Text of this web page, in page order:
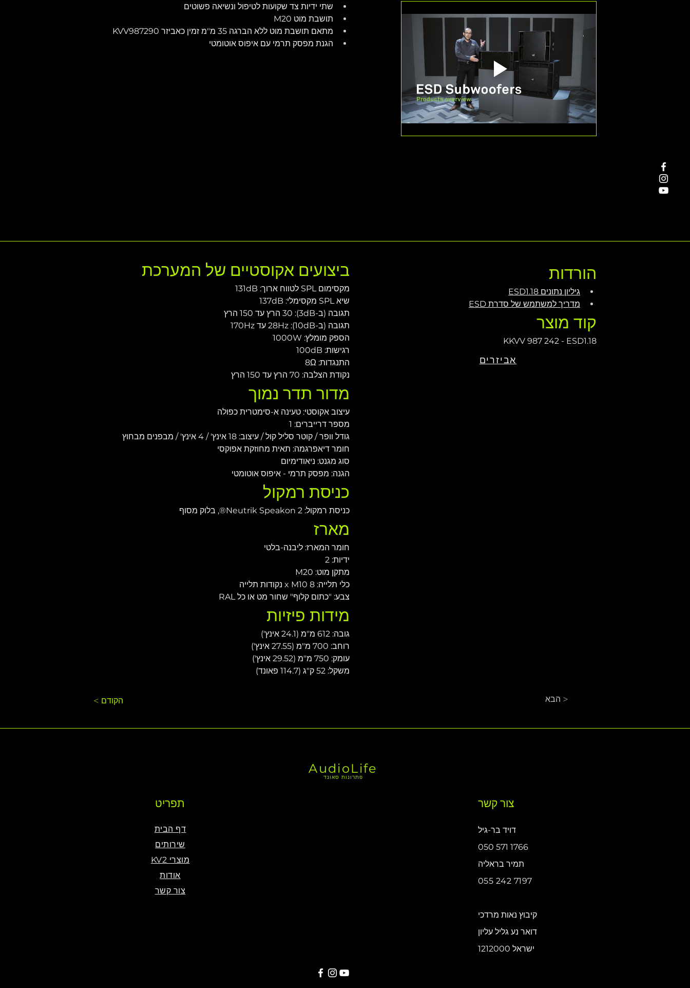
שתי ידיות צד שקועות לטיפול ונשיאה פשוטים
תושבת מוט M20
מתאם תושבת מוט ללא הברגה 35 מ"מ זמין כאביזר KVV987290
הגנת מפסק תרמי עם איפוס אוטומטי
ביצועים אקוסטיים של המערכת
מקסימום SPL לטווח ארוך: 131dB
שיא SPL מקסימלי: 137dB
תגובה (ב-3dB): 30 הרץ עד 150 הרץ
תגובה (ב-10dB): 28Hz עד 170Hz
הספק מומלץ: 1000W
רגישות: 100dB
התנגדות: 8Ω
נקודת הצלבה: 70 הרץ עד 150 הרץ
מדור תדר נמוך
עיצוב אקוסטי: טעינה א-סימטרית כפולה
מספר דרייברים: 1
גודל וופר / קוטר סליל קול / עיצוב: 18 אינץ' / 4 אינץ' / מבפנים מבחוץ
חומר דיאפרגמה: תאית מחוזקת אפוקסי
סוג מגנט: ניאודימיום
הגנה: מפסק תרמי - איפוס אוטומטי
כניסת רמקול
כניסת רמקול: 2 Neutrik Speakon®, בלוק מסוף
מארז
חומר המארז: ליבנה-בלטי
ידיות: 2
מתקן מוט: M20
כלי תלייה: 8 x M10 נקודות תלייה
צבע: "כתום קלוף" שחור מט או כל RAL
מידות פיזיות
גובה: 612 מ"מ (24.1 אינץ')
רוחב: 700 מ"מ (27.55 אינץ')
עומק: 750 מ"מ (29.52 אינץ')
משקל: 52 ק"ג (114.7 פאונד)
הורדות
גיליון נתונים ESD1.18
מדריך למשתמש של סדרת ESD
קוד מוצר
KKVV 987 242 - ESD1.18
אביזרים
< הקודם הבא >
AudioLife
פתרונות סאונד
תפריט
דף הבית
שירותים
KV2 מוצרי
אודות
צור קשר
צור קשר
דויד בר-גיל
050 571 1766
תמיר בראליה
055 242 7197
קיבוץ נאות מרדכי
דואר נע גליל עליון
1212000 ישראל